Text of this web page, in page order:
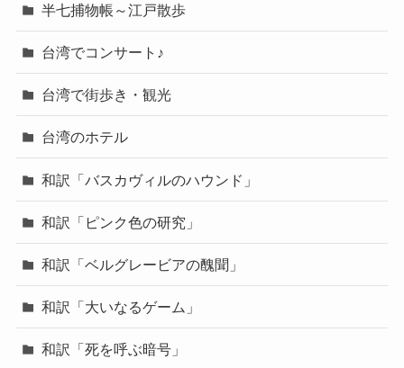
半七捕物帳～江戸散歩
台湾でコンサート♪
台湾で街歩き・観光
台湾のホテル
和訳「バスカヴィルのハウンド」
和訳「ピンク色の研究」
和訳「ベルグレービアの醜聞」
和訳「大いなるゲーム」
和訳「死を呼ぶ暗号」